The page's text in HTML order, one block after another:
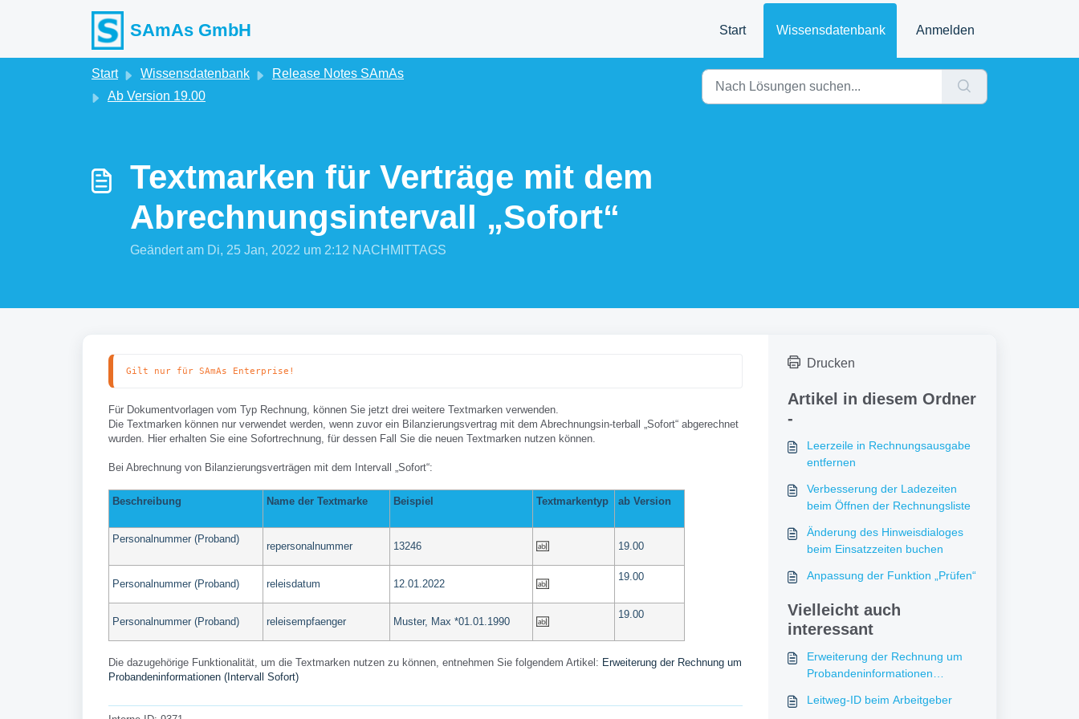
SAmAs GmbH Start Wissensdatenbank Anmelden
Start Wissensdatenbank
Release Notes SAmAs
Ab Version 19.00
Textmarken für Verträge mit dem
Abrechnungsintervall „Sofort“
Geändert am Di, 25 Jan, 2022 um 2:12 NACHMITTAGS
Gilt nur für SAmAs Enterprise!
Für Dokumentvorlagen vom Typ Rechnung, können Sie jetzt drei weitere Textmarken verwenden.
Die Textmarken können nur verwendet werden, wenn zuvor ein Bilanzierungsvertrag mit dem Abrechnungsin-terball „Sofort“ abgerechnet
wurden. Hier erhalten Sie eine Sofortrechnung, für dessen Fall Sie die neuen Textmarken nutzen können.
Bei Abrechnung von Bilanzierungsverträgen mit dem Intervall „Sofort“:
Beschreibung Name der Textmarke Beispiel Textmarkentyp ab Version
Personalnummer (Proband)
repersonalnummer 13246 19.00
Personalnummer (Proband) releisdatum 12.01.2022
19.00
Personalnummer (Proband) releisempfaenger Muster, Max *01.01.1990
19.00
Die dazugehörige Funktionalität, um die Textmarken nutzen zu können, entnehmen Sie folgendem Artikel: Erweiterung der Rechnung um
Probandeninformationen (Intervall Sofort)
Drucken
Artikel in diesem Ordner
-
Leerzeile in Rechnungsausgabe
entfernen
Verbesserung der Ladezeiten
beim Öffnen der Rechnungsliste
Änderung des Hinweisdialoges
beim Einsatzzeiten buchen
Anpassung der Funktion „Prüfen“
Vielleicht auch
interessant
Erweiterung der Rechnung um
Probandeninformationen
Leitweg-ID beim Arbeitgeber